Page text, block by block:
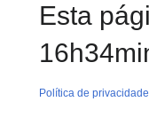
Esta
Política de privacidade